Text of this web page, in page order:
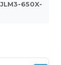
JLM3-650X-